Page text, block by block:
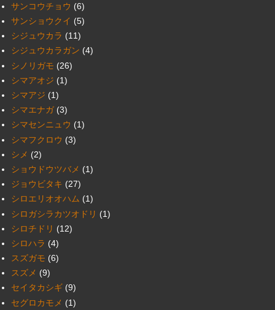
サンコウチョウ (6)
サンショウクイ (5)
シジュウカラ (11)
シジュウカラガン (4)
シノリガモ (26)
シマアオジ (1)
シマアジ (1)
シマエナガ (3)
シマセンニュウ (1)
シマフクロウ (3)
シメ (2)
ショウドウツバメ (1)
ジョウビタキ (27)
シロエリオオハム (1)
シロガシラカツオドリ (1)
シロチドリ (12)
シロハラ (4)
スズガモ (6)
スズメ (9)
セイタカシギ (9)
セグロカモメ (1)